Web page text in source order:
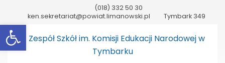
Otwórz pasek narzędzi
(018) 332 50 30
ken.sekretariat@powiat.limanowski.pl
Tymbark 349